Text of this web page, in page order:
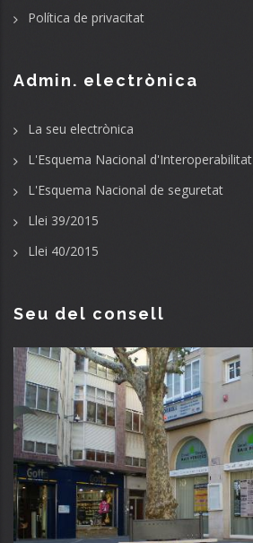
Política de privacitat
Admin. electrònica
La seu electrònica
L'Esquema Nacional d'Interoperabilitat
L'Esquema Nacional de seguretat
Llei 39/2015
Llei 40/2015
Seu del consell